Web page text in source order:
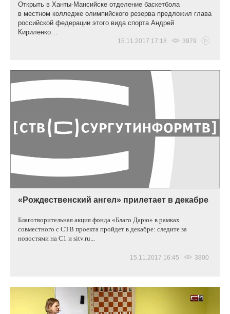
Открыть в Ханты-Мансийске отделение баскетбола
в местном колледже олимпийского резерва предложил глава
российской федерации этого вида спорта Андрей
Кириленко…
15.11.2017 17:18 3979
«Рождественский ангел» прилетает в декабре
Благотворительная акция фонда «Благо Дарю» в рамках
совместного с СТВ проекта пройдет в декабре: следите за
новостями на С1 и sitv.ru...
15.11.2017 16:45 3800